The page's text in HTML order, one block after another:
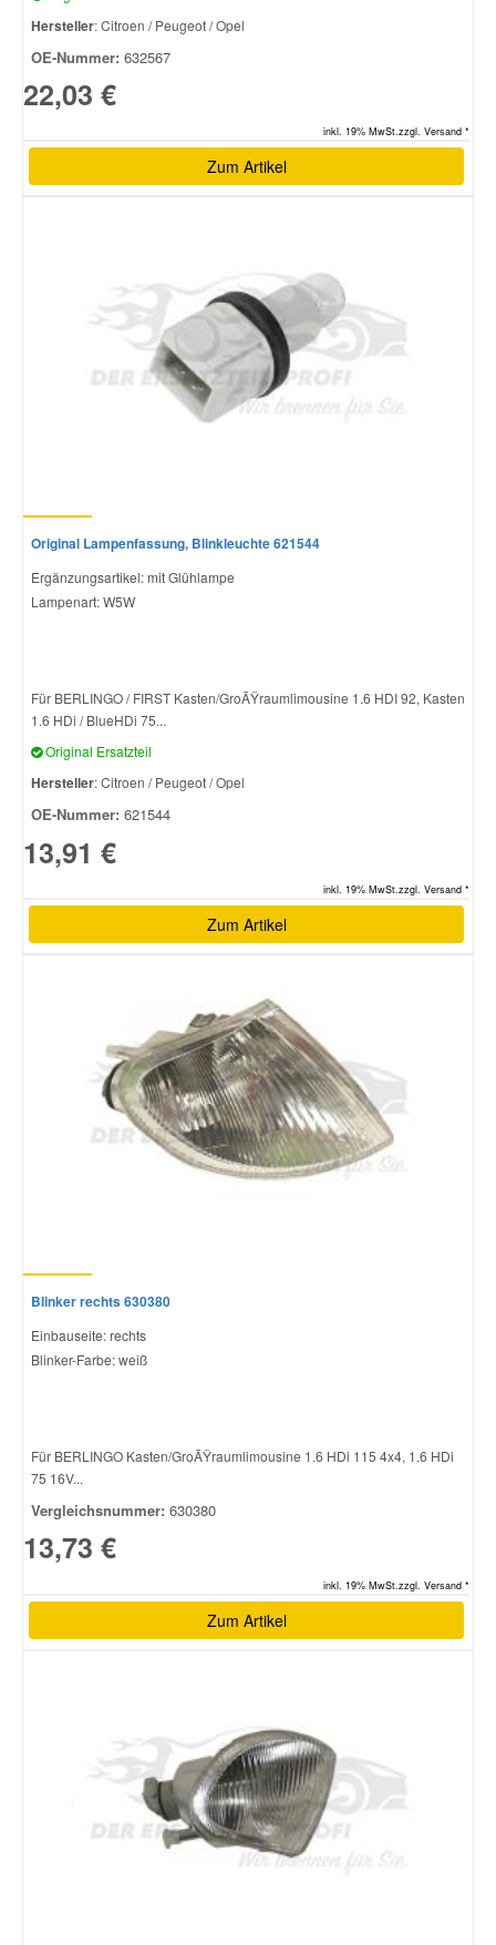
Hersteller: Citroen / Peugeot / Opel
OE-Nummer: 632567
22,03 €
inkl. 19% MwSt.zzgl. Versand *
Zum Artikel
Original Lampenfassung, Blinkleuchte 621544
Ergänzungsartikel: mit Glühlampe
Lampenart: W5W
Für BERLINGO / FIRST Kasten/GroÃŸraumlimousine 1.6 HDI 92, Kasten
1.6 HDi / BlueHDi 75...
Original Ersatzteil
Hersteller: Citroen / Peugeot / Opel
OE-Nummer: 621544
13,91 €
inkl. 19% MwSt.zzgl. Versand *
Zum Artikel
Blinker rechts 630380
Einbauseite: rechts
Blinker-Farbe: weiß
Für BERLINGO Kasten/GroÃŸraumlimousine 1.6 HDi 115 4x4, 1.6 HDi
75 16V...
Vergleichsnummer: 630380
13,73 €
inkl. 19% MwSt.zzgl. Versand *
Zum Artikel